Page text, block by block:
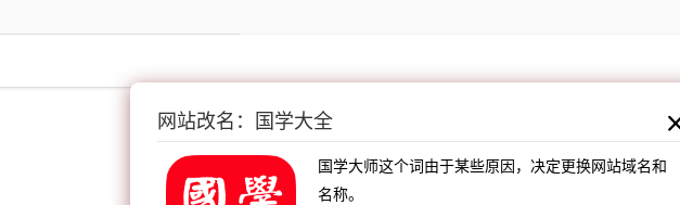
网站改名：国学大全
国学大师这个词由于某些原因，决定更换网站域名和
名称。